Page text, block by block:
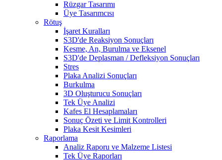
Rüzgar Tasarımı
Üye Tasarımcısı
Rötuş
İşaret Kuralları
S3D'de Reaksiyon Sonuçları
Kesme, An, Burulma ve Eksenel
S3D'de Deplasman / Defleksiyon Sonuçları
Stres
Plaka Analizi Sonuçları
Burkulma
3D Oluşturucu Sonuçları
Tek Üye Analizi
Kafes El Hesaplamaları
Sonuç Özeti ve Limit Kontrolleri
Plaka Kesit Kesimleri
Raporlama
Analiz Raporu ve Malzeme Listesi
Tek Üye Raporları